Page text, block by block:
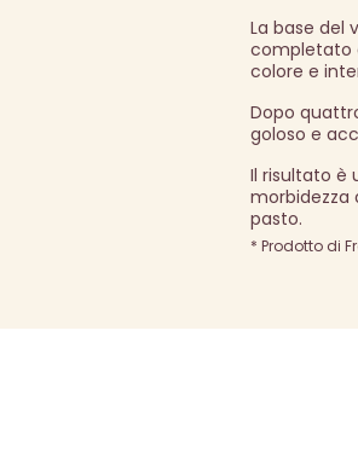
La base del
completato
colore e
Dopo
goloso e
Il risultato è
morbidezza
pasto.
* Prodotto di